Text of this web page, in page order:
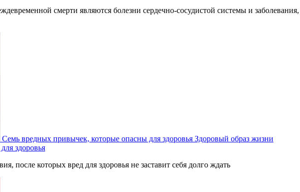
смерти являются болезни сердечно-сосудистой системы и
Семь вредных привычек, которые опасны для здоровья Здоровый образ жизни
здоровья
после которых вред для здоровья не заставит себя долго ждать